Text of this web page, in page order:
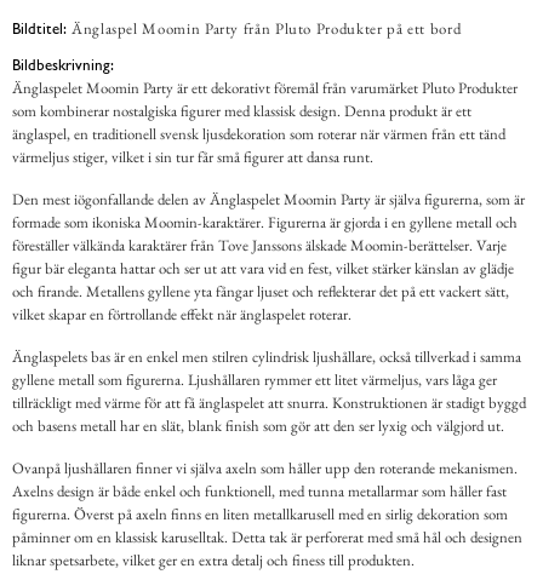
Bildtitel: Änglaspel Moomin Party från Pluto Produkter på ett bord
Bildbeskrivning:
Änglaspelet Moomin Party är ett dekorativt föremål från varumärket Pluto Produkter
som kombinerar nostalgiska figurer med klassisk design. Denna produkt är ett
änglaspel, en traditionell svensk ljusdekoration som roterar när värmen från ett tänd
värmeljus stiger, vilket i sin tur får små figurer att dansa runt.
Den mest iögonfallande delen av Änglaspelet Moomin Party är själva figurerna, som är
formade som ikoniska Moomin-karaktärer. Figurerna är gjorda i en gyllene metall och
föreställer välkända karaktärer från Tove Janssons älskade Moomin-berättelser. Varje
figur bär eleganta hattar och ser ut att vara vid en fest, vilket stärker känslan av glädje
och firande. Metallens gyllene yta fångar ljuset och reflekterar det på ett vackert sätt,
vilket skapar en förtrollande effekt när änglaspelet roterar.
Änglaspelets bas är en enkel men stilren cylindrisk ljushållare, också tillverkad i samma
gyllene metall som figurerna. Ljushållaren rymmer ett litet värmeljus, vars låga ger
tillräckligt med värme för att få änglaspelet att snurra. Konstruktionen är stadigt byggd
och basens metall har en slät, blank finish som gör att den ser lyxig och välgjord ut.
Ovanpå ljushållaren finner vi själva axeln som håller upp den roterande mekanismen.
Axelns design är både enkel och funktionell, med tunna metallarmar som håller fast
figurerna. Överst på axeln finns en liten metallkarusell med en sirlig dekoration som
påminner om en klassisk karuselltak. Detta tak är perforerat med små hål och designen
liknar spetsarbete, vilket ger en extra detalj och finess till produkten.